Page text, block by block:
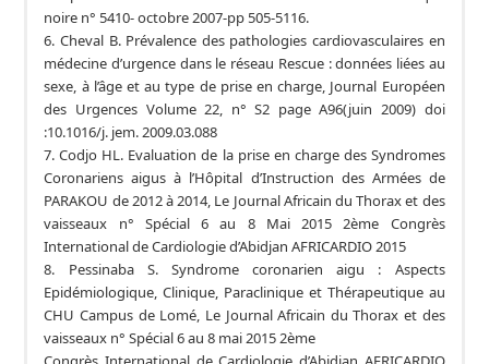
noire n° 5410- octobre 2007-pp 505-5116.
6. Cheval B. Prévalence des pathologies cardiovasculaires en
médecine d’urgence dans le réseau Rescue : données liées au
sexe, à l’âge et au type de prise en charge, Journal Européen
des Urgences Volume 22, n° S2 page A96(juin 2009) doi
:10.1016/j. jem. 2009.03.088
7. Codjo HL. Evaluation de la prise en charge des Syndromes
Coronariens aigus à l’Hôpital d’Instruction des Armées de
PARAKOU de 2012 à 2014, Le Journal Africain du Thorax et des
vaisseaux n° Spécial 6 au 8 Mai 2015 2ème Congrès
International de Cardiologie d’Abidjan AFRICARDIO 2015
8. Pessinaba S. Syndrome coronarien aigu : Aspects
Epidémiologique, Clinique, Paraclinique et Thérapeutique au
CHU Campus de Lomé, Le Journal Africain du Thorax et des
vaisseaux n° Spécial 6 au 8 mai 2015 2ème